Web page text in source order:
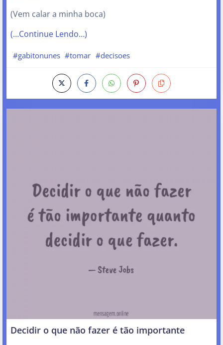
(Vem calar a minha boca)
(…Continue Lendo…)
#gabitonunes #tomar #decisoes
Decidir o que não fazer é tão importante